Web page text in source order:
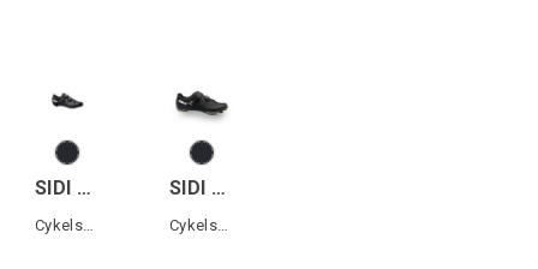
SIDI GENIUS 10 MEGA
Cykelsko landsväg
SIDI PHYSIS
Cykelsko MTB